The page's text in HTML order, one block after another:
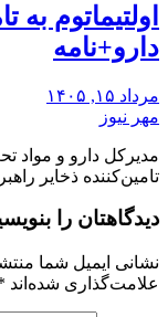
اولتیماتوم
دارو+نامه
مرداد ۱۵, ۱۴۰۵
مهر نیوز
مدیرکل دارو و مواد
تامین‌کننده ذخایر
دیدگاهتان را
نشانی ایمیل شما
علامت‌گذاری شده‌اند